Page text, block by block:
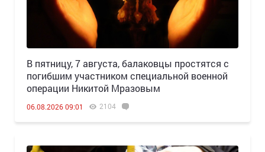
В пятницу, 7 августа, балаковцы простятся с
погибшим участником специальной военной
операции Никитой Мразовым
06.08.2026 09:01 2104